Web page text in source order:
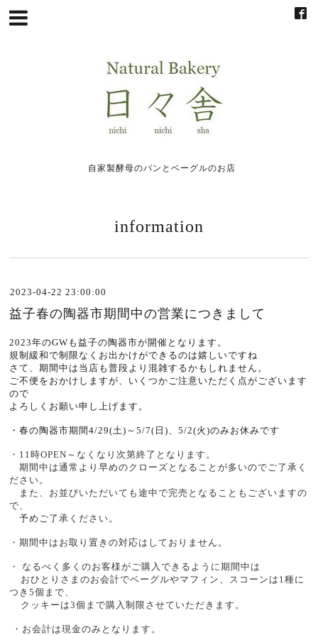
自家製酵母のパンとベーグルのお店
information
2023-04-22 23:00:00
益子春の陶器市期間中の営業につきまして
2023年のGWも益子の陶器市が開催となります。
規制緩和で制限なくお出かけができるのは嬉しいですね
さて、期間中は当店も普段より混雑するかもしれません。
ご不便をおかけしますが、いくつかご注意いただく点がございます
ので
よろしくお願い申し上げます。
・春の陶器市期間4/29(土)～5/7(日)、5/2(火)のみお休みです
・11時OPEN～なくなり次第終了となります。
期間中は通常より早めのクローズとなることが多いのでご了承く
ださい。
また、お並びいただいても途中で完売となることもございますの
で、
予めご了承ください。
・期間中はお取り置きの対応はしておりません。
・ なるべく多くのお客様がご購入できるように期間中は
おひとりさまのお会計でベーグルやマフィン、スコーンは1種に
つき5個まで、
クッキーは3個まで購入制限させていただきます。
・お会計は現金のみとなります。